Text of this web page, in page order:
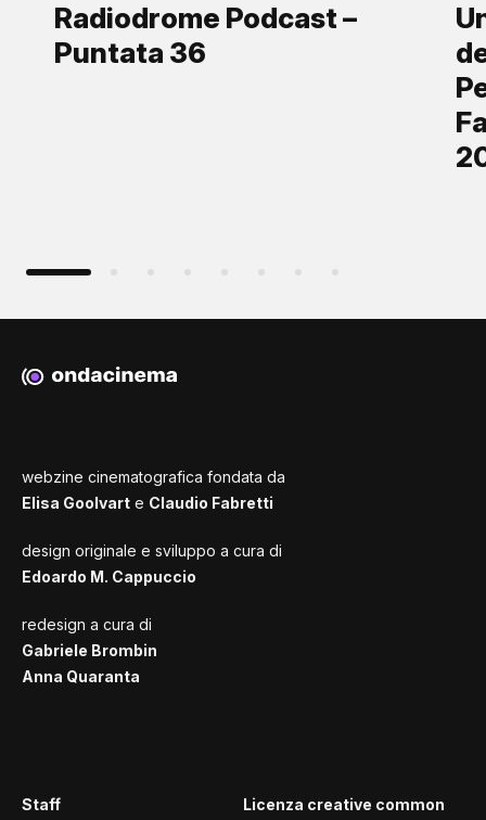
Radiodrome Podcast –
Puntata 36
webzine cinematografica fondata da
Elisa Goolvart e Claudio Fabretti
design originale e sviluppo a cura di
Edoardo M. Cappuccio
redesign a cura di
Gabriele Brombin
Anna Quaranta
Staff Licenza creative common